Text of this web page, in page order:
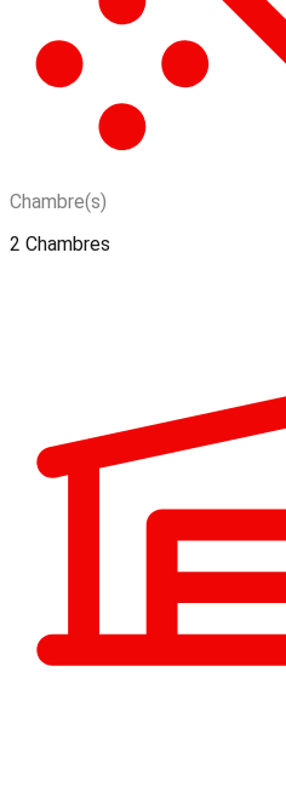
Chambre(s)
2 Chambres